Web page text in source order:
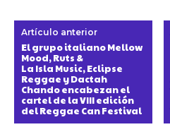
Artículo anterior
El grupo italiano Mellow
Mood, Ruts &
La Isla Music, Eclipse
Reggae y Dactah
Chando encabezan el
cartel de la VIII edición
del Reggae Can Festival